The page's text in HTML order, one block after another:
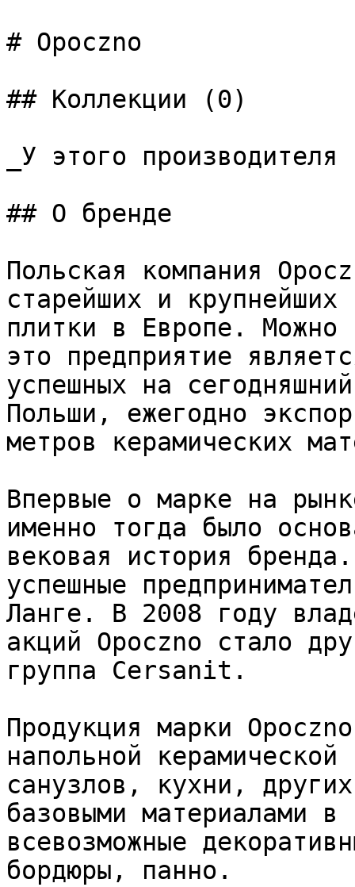
# Opoczno
## Коллекции (0)
_У этого
## О бренде
Польская компания
старейших и крупнейших
плитки в Европе. Можно
это предприятие
успешных на
Польши, ежегодно
метров керамических
Впервые о марке на
именно тогда было
вековая история
успешные
Ланге. В 2008 году
акций Opoczno стало
группа Cersanit.
Продукция марки
напольной
санузлов, кухни,
базовыми материалами в
всевозможные
бордюры, панно.